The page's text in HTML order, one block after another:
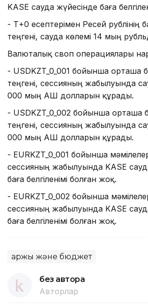
KASE сауда жүйесінде баға
- Т+0 есептерімен Ресей рублінің
теңгені, сауда көлемі 14 мың
Валюталық своп операциялары
- USDKZT_0_001 бойынша орташа
теңгені, сессияның жабылуында
000 мың АҚШ долларын құрады.
- USDKZT_0_002 бойынша орташа
теңгені, сессияның жабылуында
000 мың АҚШ долларын құрады.
- EURKZT_0_001 бойынша
сессияның жабылуында KASE
баға белгіленімі болған жоқ.
- EURKZT_0_002 бойынша
сессияның жабылуында KASE
баға белгіленімі болған жоқ.
Қаржы және бюджет
без автора
Авторлар